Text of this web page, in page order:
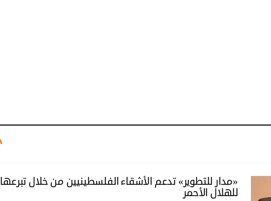
«مدار للتطوير» تدعم الأشقاء الفلسطينيين من خلال تبرعها
للهلال الأحمر